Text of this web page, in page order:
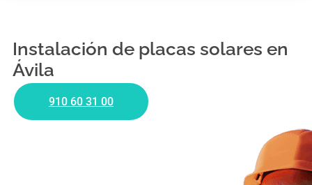
Instalación de placas solares en
Ávila
910 60 31 00